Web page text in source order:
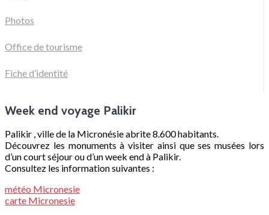
Photos
Office de tourisme
Fiche d’identité
Week end voyage Palikir
Palikir , ville de la Micronésie abrite 8.600 habitants.
Découvrez les monuments à visiter ainsi que ses musées lors
d’un court séjour ou d’un week end à Palikir.
Consultez les information suivantes :
météo Micronesie
carte Micronesie